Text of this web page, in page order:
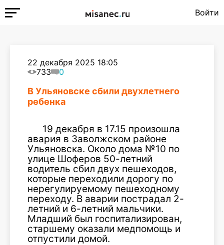
Войти
22 декабря 2025 18:05
733
0
В Ульяновске сбили двухлетнего
ребенка
19 декабря в 17.15 произошла
авария в Заволжском районе
Ульяновска. Около дома №10 по
улице Шоферов 50-летний
водитель сбил двух пешеходов,
которые переходили дорогу по
нерегулируемому пешеходному
переходу. В аварии пострадал 2-
летний и 6-летний мальчики.
Младший был госпитализирован,
старшему оказали медпомощь и
отпустили домой.